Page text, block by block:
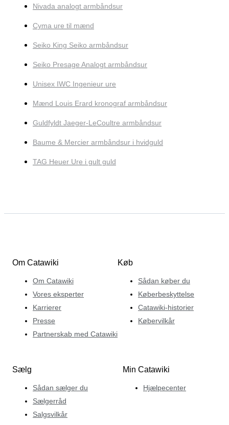
Nivada analogt armbåndsur
Cyma ure til mænd
Seiko King Seiko armbåndsur
Seiko Presage Analogt armbåndsur
Unisex IWC Ingenieur ure
Mænd Louis Erard kronograf armbåndsur
Guldfyldt Jaeger-LeCoultre armbåndsur
Baume & Mercier armbåndsur i hvidguld
TAG Heuer Ure i gult guld
Om Catawiki
Om Catawiki
Vores eksperter
Karrierer
Presse
Partnerskab med Catawiki
Køb
Sådan køber du
Køberbeskyttelse
Catawiki-historier
Købervilkår
Sælg
Sådan sælger du
Sælgerråd
Salgsvilkår
Min Catawiki
Hjælpecenter